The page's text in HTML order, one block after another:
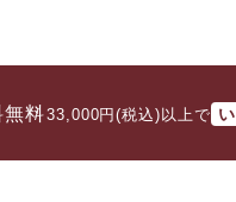
円(税込)以上で いつで